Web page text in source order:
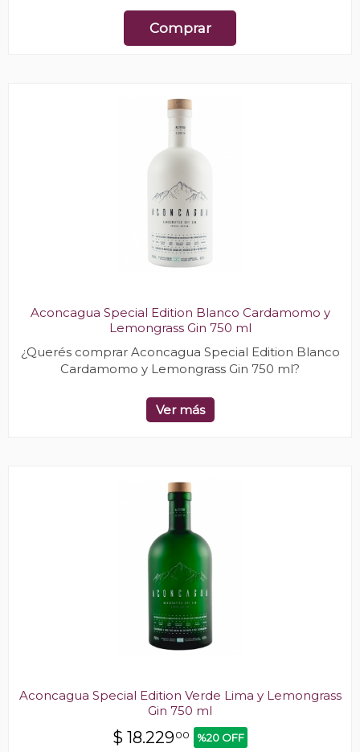
Comprar
Aconcagua Special Edition Blanco Cardamomo y
Lemongrass Gin 750 ml
¿Querés comprar Aconcagua Special Edition Blanco
Cardamomo y Lemongrass Gin 750 ml?
Ver más
Aconcagua Special Edition Verde Lima y Lemongrass
Gin 750 ml
$ 18.22900 %20 OFF